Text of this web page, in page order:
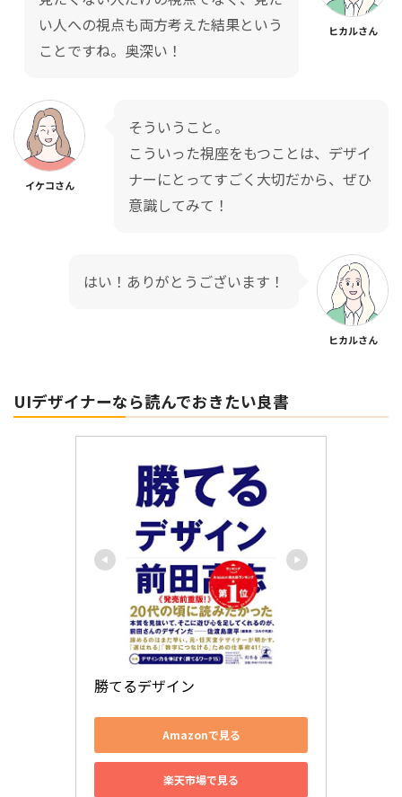
い人への視点も両方考えた結果という
ことですね。奥深い！
ヒカルさん
イケコさん
そういうこと。
こういった視座をもつことは、デザイ
ナーにとってすごく大切だから、ぜひ
意識してみて！
はい！ありがとうございます！
ヒカルさん
UIデザイナーなら読んでおきたい良書
勝てるデザイン
Amazonで見る
楽天市場で見る